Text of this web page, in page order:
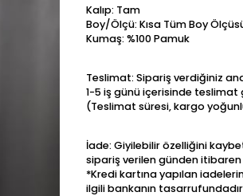
Kalıp: Tam
Boy/Ölçü: Kısa Tüm Boy
Kumaş: %100 Pamuk
Teslimat: Sipariş verdiğiniz
1-5 iş günü içerisinde
(Teslimat süresi, kargo
İade: Giyilebilir özelliğini
sipariş verilen günden itibaren
*Kredi kartına yapılan
ilgili bankanın